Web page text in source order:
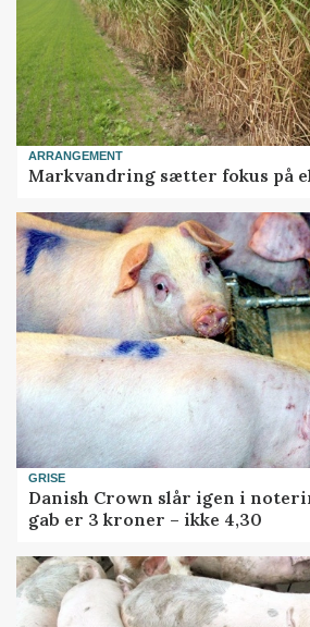
ARRANGEMENT
Markvandring sætter fokus på
GRISE
Danish Crown slår igen i
gab er 3 kroner – ikke 4,30